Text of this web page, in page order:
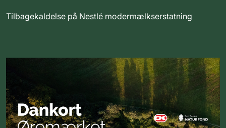
Tilbagekaldelse på Nestlé modermælkserstatning